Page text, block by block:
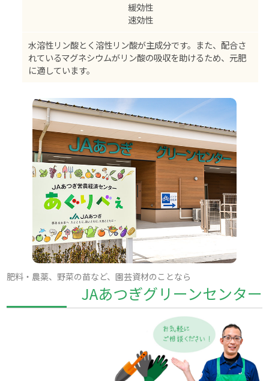
緩効性
速効性
水溶性リン酸とく溶性リン酸が主成分です。また、配合さ
れているマグネシウムがリン酸の吸収を助けるため、元肥
に適しています。
肥料・農薬、野菜の苗など、園芸資材のことなら
JAあつぎグリーンセンター